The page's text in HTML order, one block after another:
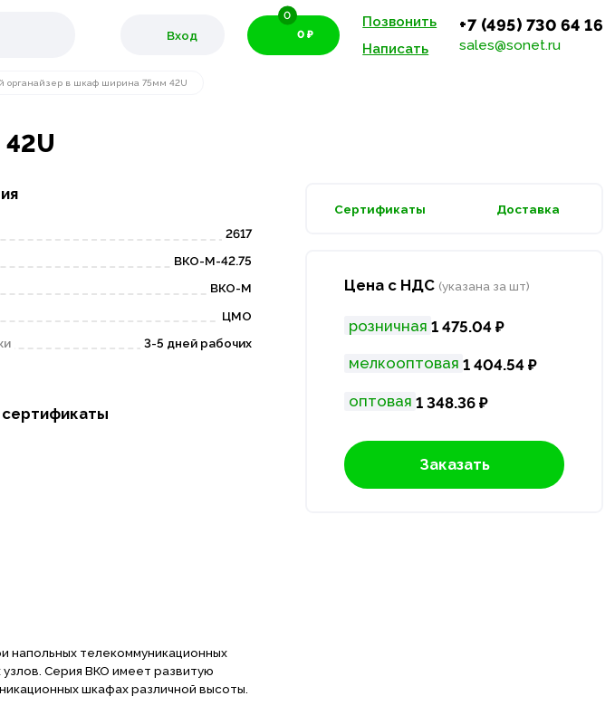
Вход 0 ₽
0
Позвонить
Написать
+7 (495) 730 64 16
sales@sonet.ru
органайзер в шкаф ширина 75мм 42U
2617
ВКО-М-42.75
ВКО-М
ЦМО
3-5 дней рабочих
напольных телекоммуникационных
Серия ВКО имеет развитую
шкафах различной высоты.
Сертификаты Доставка
Цена с НДС (указана за шт)
розничная 1 475.04 ₽
мелкооптовая 1 404.54 ₽
оптовая 1 348.36 ₽
Заказать